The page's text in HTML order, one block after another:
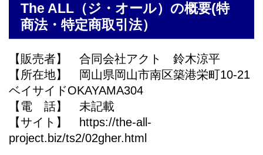
The ALL（ジ・オール）の概要(特
商法・特定商取引法）
【販売者】 合同会社アクト 鈴木涼平
【所在地】 岡山県岡山市南区築港栄町10-21
ベイサイドOKAYAMA304
【電 話】 未記載
【サイト】 https://the-all-
project.biz/ts2/02gher.html